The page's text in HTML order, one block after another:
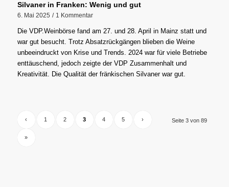
Silvaner in Franken: Wenig und gut
6. Mai 2025 / 1 Kommentar
Die VDP.Weinbörse fand am 27. und 28. April in Mainz statt und
war gut besucht. Trotz Absatzrückgängen blieben die Weine
unbeeindruckt von Krise und Trends. 2024 war für viele Betriebe
enttäuschend, jedoch zeigte der VDP Zusammenhalt und
Kreativität. Die Qualität der fränkischen Silvaner war gut.
Seite 3 von 89
‹ 1 2 3 4 5 ›
»